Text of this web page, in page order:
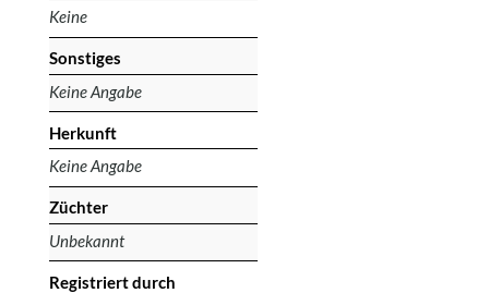
Keine
Sonstiges
Keine Angabe
Herkunft
Keine Angabe
Züchter
Unbekannt
Registriert durch